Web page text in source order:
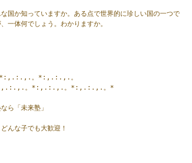
国か知っていますか。ある点で世界的に珍しい国の一つで
一体何でしょう。わかりますか。
。*:,.:.,.。
。*:,.:.,.。*:,.:.,.。*
ら「未来塾」
んな子でも大歓迎！